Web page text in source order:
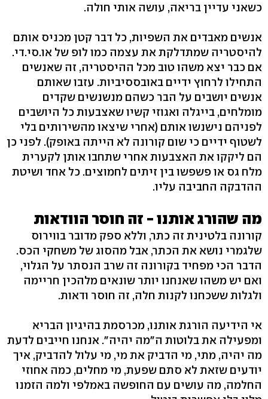
כשאני עדיין בריאה, עושה אותי חולה.
אנשים מאבדים את השפיות, כל דבר קטן מכניס אותם
להיסטריה שמתדלקת את עצמה כמו לופ של או.סי.די.
אם כבר יצא משהו טוב מכל ההיסטריה, זה שאנשים
התחילו לרחוץ ידיים באובססיביות. עזבו שאותם
אנשים יושבים על הבר כשהם מנשנשים שקדים
מומלחים, בייגלה ואגוזי קשיו שאצבעות כל היושבים
לפניהם נישנשו אותם (אחרי שיצאו מהשירותים בלי
לשטוף ידיים כי שום קורונה לא הייתה באופק). לפני כן
הם ליקקו את האצבעות אחרי שתחבו אותן לקערית
מלח גס או פשפשו בין זיתים לחמוצים. כל אחד ושיטת
ההדבקה החביבה עליו.
מה שהורג אותנו - זה חוסר הוודאות
קורונה בלטינית זה כתר, וללא ספק מדובר בווירוס
שלגמרי נושא את הכתר, אבל מהסוג של משחקי הכס.
הדבר הכי מפחיד בקורונה זה שרב הנסתר על הגלוי,
ואם יש משהו שאנחנו יותר שונאים מלהכין חריימה
ולגלות ששכחנו לקנות חלה, זה חוסר ודאות.
אי הידיעה הורגת אותנו, מכרסמת בהיגיון הבריא
ומפעילה את בלוטות ה"מה יהיה". אנחנו חייבים לדעת
מה יהיה, מתי, מי הדביק את מי, מי עלול להדביק, איך
יודעים שזאת לא סתם שפעת, מי מחלים, כמה אחוזי
החלמה, מה עושים עם החופשה באמלפי ולמה הזמנו